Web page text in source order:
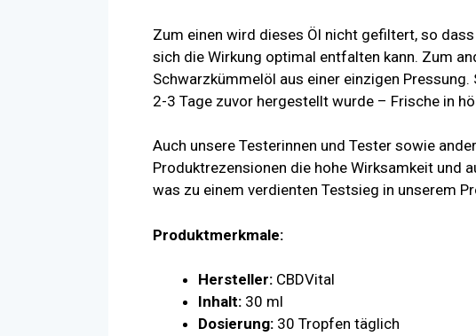
Zum einen wird dieses Öl nicht gefiltert, so
sich die Wirkung optimal entfalten kann. Zum
Schwarzkümmelöl aus einer einzigen
2-3 Tage zuvor hergestellt wurde – Frische in
Auch unsere Testerinnen und Tester sowie
Produktrezensionen die hohe Wirksamkeit und
was zu einem verdienten Testsieg in unserem
Produktmerkmale:
Hersteller: CBDVital
Inhalt: 30 ml
Dosierung: 30 Tropfen täglich